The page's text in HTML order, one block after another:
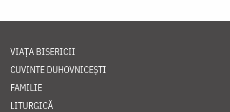
VIAȚA BISERICII
CUVINTE DUHOVNICEȘTI
FAMILIE
LITURGICĂ